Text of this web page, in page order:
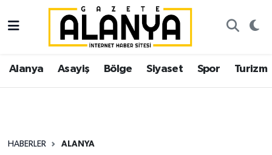
Alanya Asayiş Bölge Siyaset Spor Turizm
HABERLER ALANYA
Alanya
Asayiş
Siyaset
İstanbul Nöbetçi Eczaneler
İstanbul Hava Durumu
Süper Lig Puan Durumu ve Fikstür